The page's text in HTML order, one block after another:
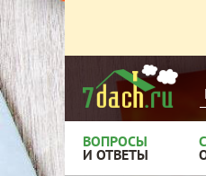
ВОПРОСЫ
И ОТВЕТЫ